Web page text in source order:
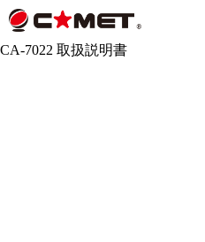
CA-7022 取扱説明書